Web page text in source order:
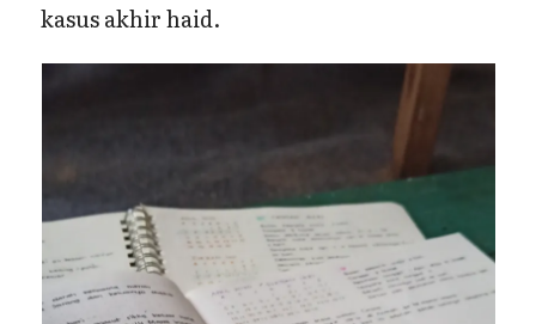
kasus akhir haid.